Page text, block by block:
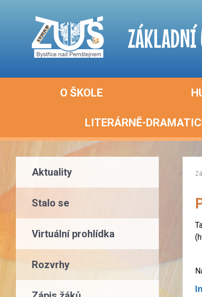
ZÁKLADNÍ
O ŠKOLE
LITERÁRNĚ-
Aktuality
Stalo se
Virtuální prohlídka
Rozvrhy